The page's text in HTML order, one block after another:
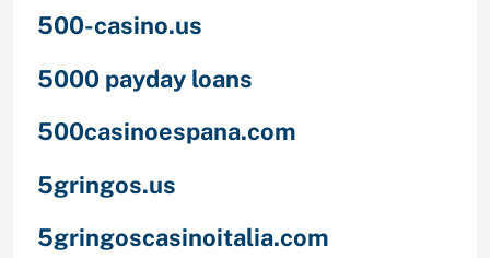
500-casino.us
5000 payday loans
500casinoespana.com
5gringos.us
5gringoscasinoitalia.com